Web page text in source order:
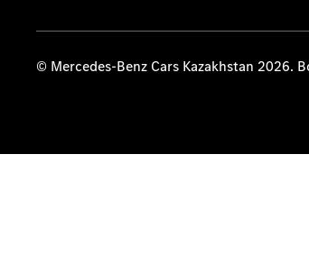
© Mercedes-Benz Cars Kazakhstan 2026.